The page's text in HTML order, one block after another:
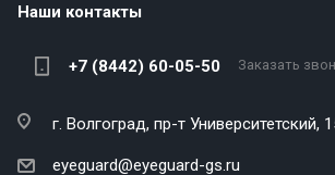
Наши контакты
+7 (8442) 60-05-50 Заказать
г. Волгоград, пр-т Университетский,
eyeguard@eyeguard-gs.ru